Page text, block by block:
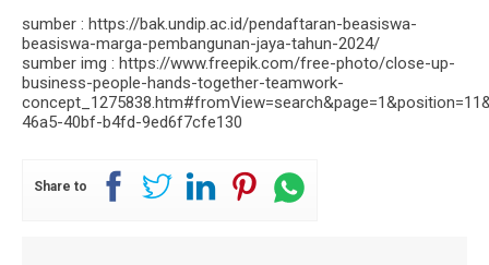
sumber : https://bak.undip.ac.id/pendaftaran-beasiswa-
beasiswa-marga-pembangunan-jaya-tahun-2024/
sumber img : https://www.freepik.com/free-photo/close-up-
business-people-hands-together-teamwork-
46a5-40bf-b4fd-9ed6f7cfe130
Share to